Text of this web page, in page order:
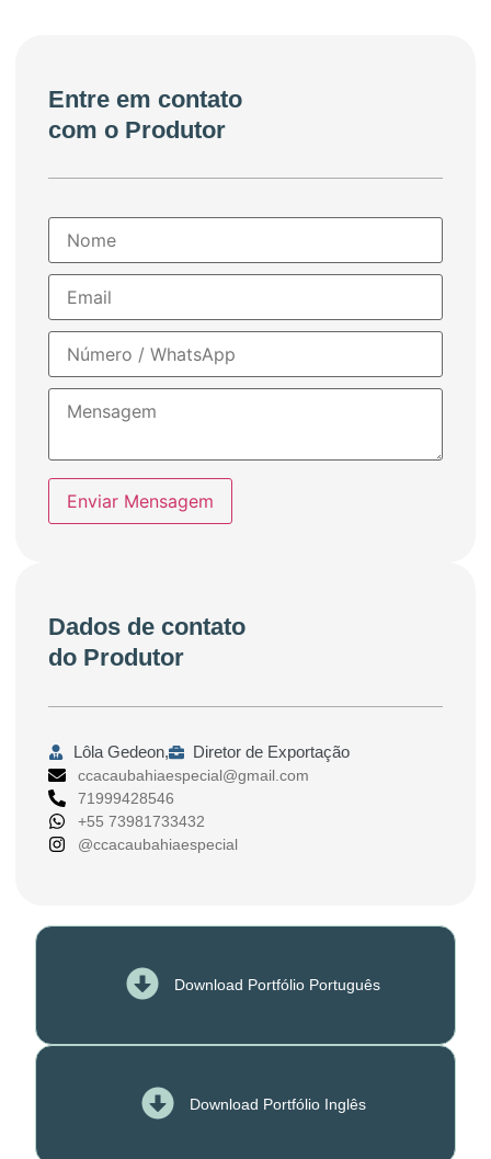
Entre em contato
com o Produtor
Enviar Mensagem
Dados de contato
do Produtor
Lôla Gedeon, Diretor de Exportação
ccacaubahiaespecial@gmail.com
71999428546
+55 73981733432
@ccacaubahiaespecial
Download Portfólio Português
Download Portfólio Inglês